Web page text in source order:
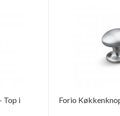
Top i
Forio